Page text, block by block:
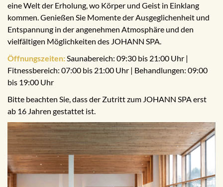
eine Welt der Erholung, wo Körper und Geist in Einklang
kommen. Genießen Sie Momente der Ausgeglichenheit und
Entspannung in der angenehmen Atmosphäre und den
vielfältigen Möglichkeiten des JOHANN SPA.
Öffnungszeiten:Saunabereich: 09:30 bis 21:00 Uhr |
Fitnessbereich: 07:00 bis 21:00 Uhr | Behandlungen: 09:00
bis 19:00 Uhr
Bitte beachten Sie, dass der Zutritt zum JOHANN SPA erst
ab 16 Jahren gestattet ist.